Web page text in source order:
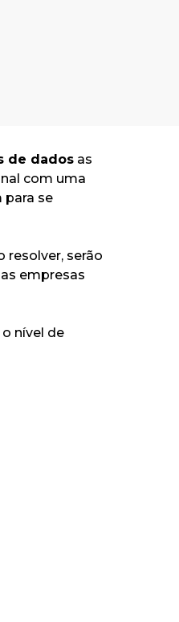
de dados as
com uma
para se
resolver, serão
empresas
nível de